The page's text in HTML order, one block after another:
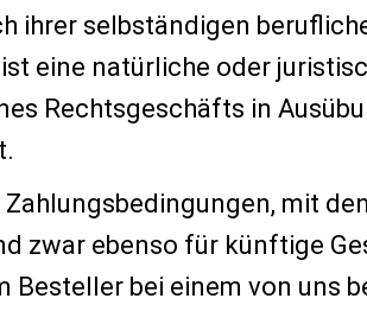
ihrer selbständigen
eine natürliche oder
Rechtsgeschäfts in
mit
zwar ebenso für künftige
Besteller bei einem von uns